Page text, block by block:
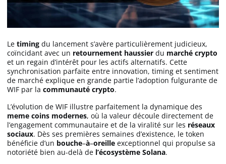
Le timing du lancement s’avère particulièrement judicieux,
coïncidant avec un retournement haussier du marché crypto
et un regain d’intérêt pour les actifs alternatifs. Cette
synchronisation parfaite entre innovation, timing et sentiment
de marché explique en grande partie l’adoption fulgurante de
WIF par la communauté crypto.
L’évolution de WIF illustre parfaitement la dynamique des
meme coins modernes, où la valeur découle directement de
l’engagement communautaire et de la viralité sur les réseaux
sociaux. Dès ses premières semaines d’existence, le token
bénéficie d’un bouche–à–oreille exceptionnel qui propulse sa
notoriété bien au-delà de l’écosystème Solana.